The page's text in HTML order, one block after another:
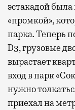
эстакадой
«промкой»,
парка. Теперь
D3, грузовые
вырастает
вход в парк
нужно
приехал на